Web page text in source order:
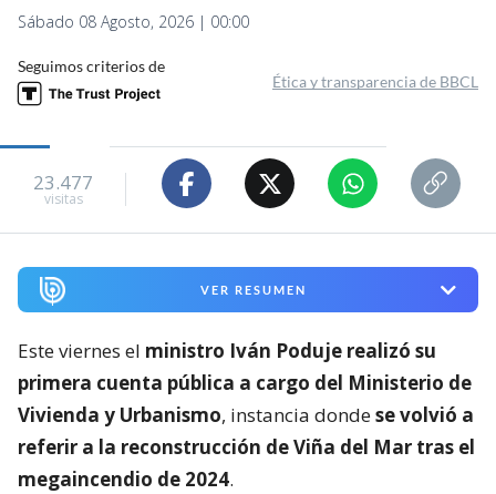
Sábado 08 Agosto, 2026 | 00:00
Seguimos criterios de
Ética y transparencia de BBCL
23.477
visitas
VER RESUMEN
Este viernes el ministro Iván Poduje realizó su
primera cuenta pública a cargo del Ministerio de
Vivienda y Urbanismo, instancia dondese volvió a
referir a la reconstrucción de Viña del Mar tras el
megaincendio de 2024.